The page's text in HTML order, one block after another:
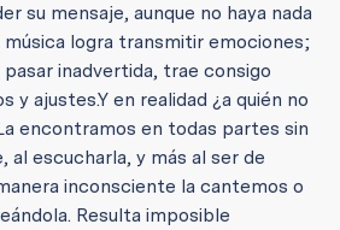
su mensaje, aunque no haya nada
música logra transmitir emociones;
inadvertida, trae consigo
y ajustes.Y en realidad ¿a quién no
encontramos en todas partes sin
al escucharla, y más al ser de
inconsciente la cantemos o
Resulta imposible